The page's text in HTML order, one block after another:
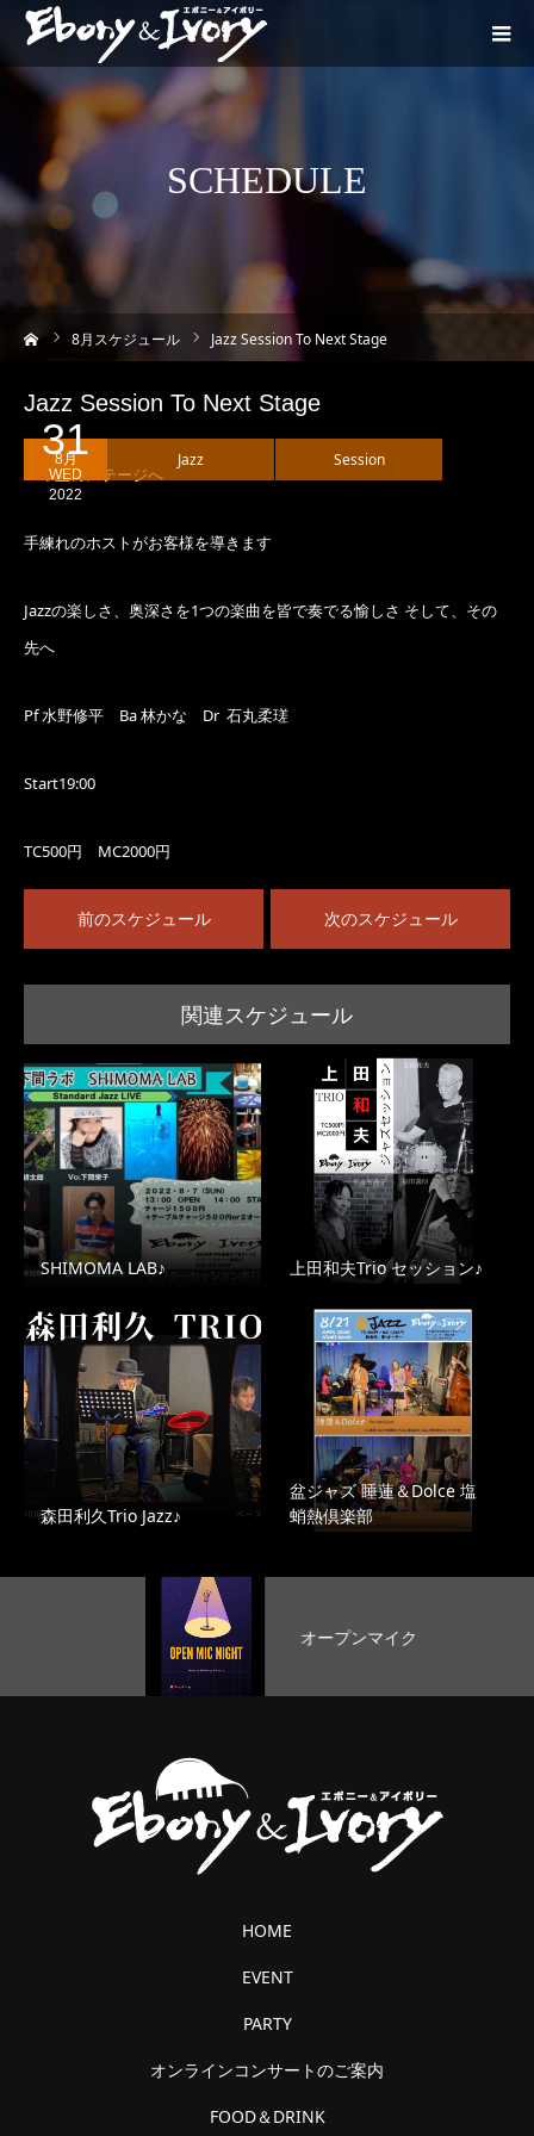
SCHEDULE
8月スケジュール Jazz Session To Next Stage
Jazz Session To Next Stage
8月
31
WED
2022
Jazz Session
一つ上のステージへ
手練れのホストがお客様を導きます
Jazzの楽しさ、奥深さを1つの楽曲を皆で奏でる愉しさ そして、その
先へ
Pf 水野修平 Ba 林かな Dr 石丸柔瑳
Start19:00
TC500円 MC2000円
前のスケジュール 次のスケジュール
関連スケジュール
SHIMOMA LAB♪ 上田和夫Trio セッション♪
森田利久Trio Jazz♪
盆ジャズ 睡蓮＆Dolce 塩
蛸熱倶楽部
オープンマイク
HOME
EVENT
PARTY
オンラインコンサートのご案内
FOOD＆DRINK